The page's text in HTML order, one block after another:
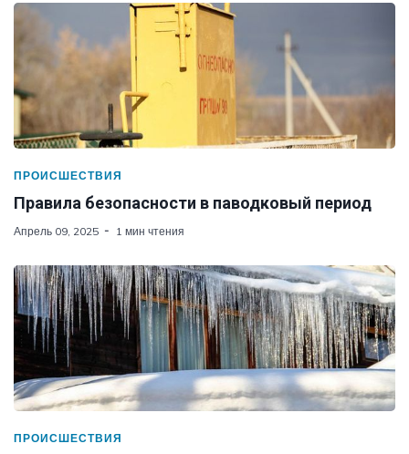
ПРОИСШЕСТВИЯ
Правила безопасности в паводковый период
Апрель 09, 2025 1 мин чтения
ПРОИСШЕСТВИЯ